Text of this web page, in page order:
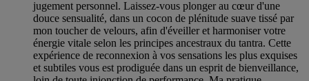
jugement personnel. Laissez-vous plonger au cœur d'une
douce sensualité, dans un cocon de plénitude suave tissé par
mon toucher de velours, afin d'éveiller et harmoniser votre
énergie vitale selon les principes ancestraux du tantra. Cette
expérience de reconnexion à vos sensations les plus exquises
et subtiles vous est prodiguée dans un esprit de bienveillance,